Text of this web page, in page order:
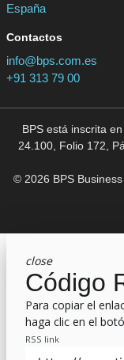
España
Contactos
info@bps.com.es
+91 313 79 00
BPS está inscrita
24.100, Folio 172,
© 2026 BPS
close
Código
Para copiar el
haga clic en el
RSS link